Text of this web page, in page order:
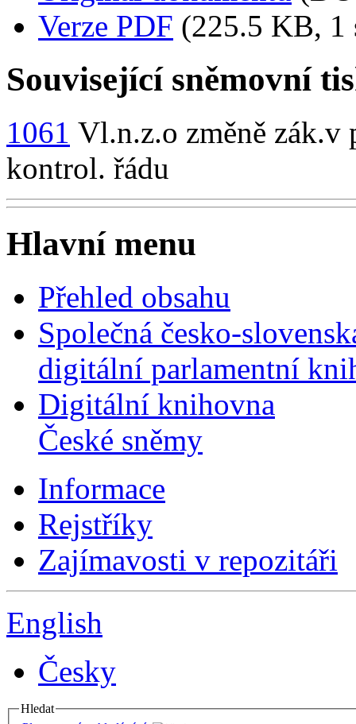
Verze PDF (225.5 KB, 1
Související sněmovní
1061 Vl.n.z.o změně
kontrol. řádu
Hlavní menu
Přehled obsahu
Společná česko-
digitální parlamentní
Digitální knihovna
České sněmy
Informace
Rejstříky
Zajímavosti v repozitáři
English
Česky
Hledat